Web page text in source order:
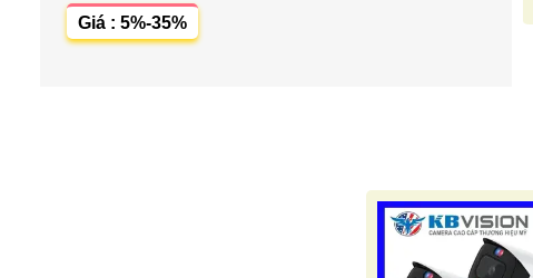
Giá : 5%-35%